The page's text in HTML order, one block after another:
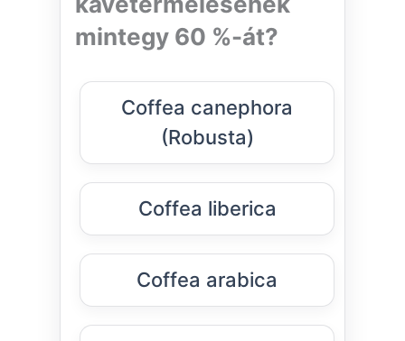
mintegy 60 %-át?
Coffea canephora
(Robusta)
Coffea liberica
Coffea arabica